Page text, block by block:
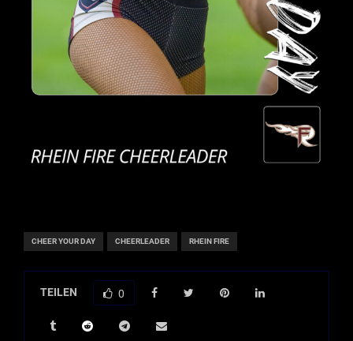
CHEER YOUR DAY CHEERLEADER RHEIN FIRE
TEILEN 0